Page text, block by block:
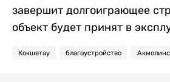
завершит долгоиграющее
объект будет принят в
Кокшетау благоустройство